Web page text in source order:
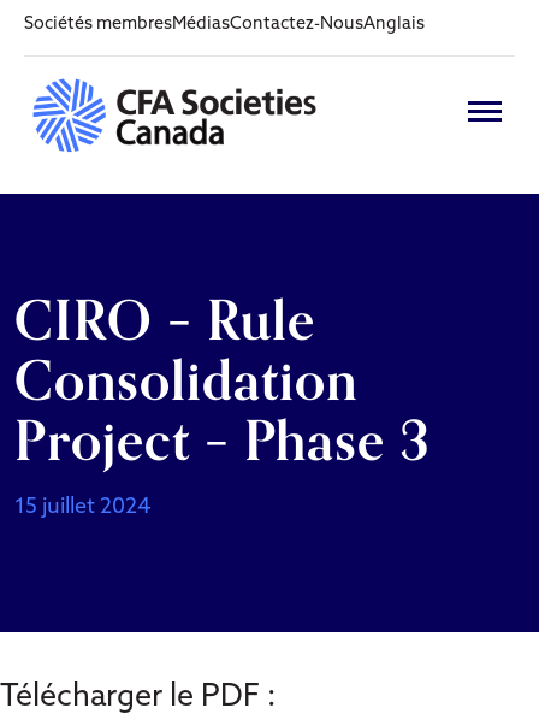
Sociétés membresMédiasContactez-NousAnglais
CIRO – Rule
Consolidation
Project – Phase 3
15 juillet 2024
Télécharger le PDF :